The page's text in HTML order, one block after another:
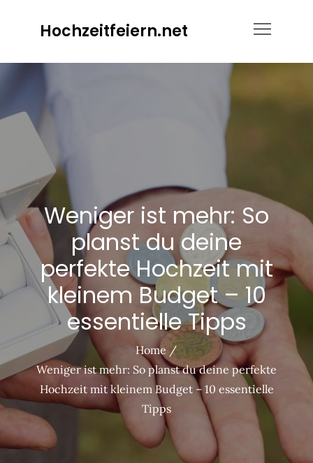
Hochzeitfeiern.net
Weniger ist mehr: So
planst du deine
perfekte Hochzeit mit
kleinem Budget – 10
essentielle Tipps
Home
Weniger ist mehr: So planst du deine perfekte
Hochzeit mit kleinem Budget – 10 essentielle
Tipps